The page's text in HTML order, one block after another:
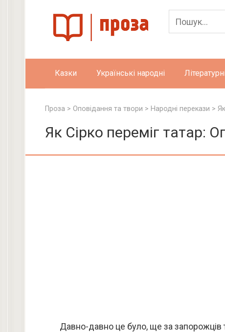
Казки Українські народні
Проза > Оповідання та твори > Народні перекази >
Як Сірко переміг татар:
Давно-давно це було, ще за запорожців